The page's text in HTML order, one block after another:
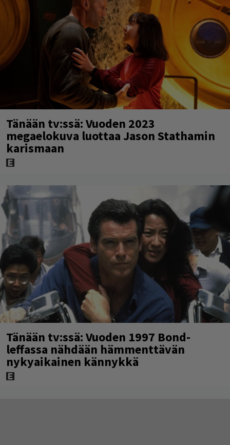
Tänään tv:ssä: Vuoden 2023
megaelokuva luottaa Jason Stathamin
karismaan
Tänään tv:ssä: Vuoden 1997 Bond-
leffassa nähdään hämmenttävän
nykyaikainen kännykkä